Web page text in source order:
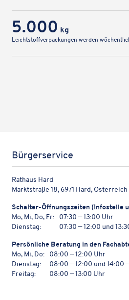
5.000 kg
Leicht­stoff­ver­pa­ckun­gen werden
Bürgerservice
Rathaus Hard
Marktstraße 18, 6971 Hard, Österreich
Schal­ter-Öffnungs­zei­ten (Info­stelle
Mo, Mi, Do, Fr:
07:30 — 13:00 Uhr
Dienstag:
07:30 — 12:00 und
Persön­li­che Bera­tung in den
Mo, Mi, Do:
08:00 — 12:00 Uhr
Dienstag:
08:00 — 12:00 und 14:00
Freitag:
08:00 — 13:00 Uhr